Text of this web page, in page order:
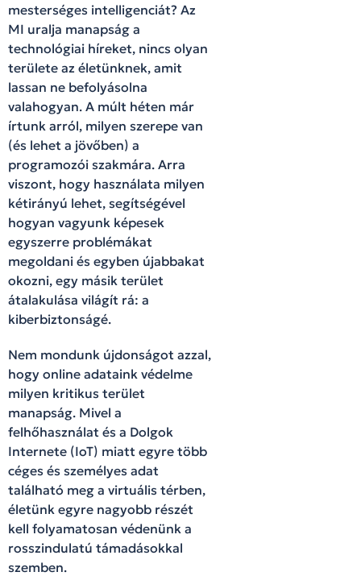
mesterséges intelligenciát? Az
MI uralja manapság a
technológiai híreket, nincs olyan
területe az életünknek, amit
lassan ne befolyásolna
valahogyan. A múlt héten már
írtunk arról, milyen szerepe van
(és lehet a jövőben) a
programozói szakmára. Arra
viszont, hogy használata milyen
kétirányú lehet, segítségével
hogyan vagyunk képesek
egyszerre problémákat
megoldani és egyben újabbakat
okozni, egy másik terület
átalakulása világít rá: a
kiberbiztonságé.
Nem mondunk újdonságot azzal,
hogy online adataink védelme
milyen kritikus terület
manapság. Mivel a
felhőhasználat és a Dolgok
Internete (IoT) miatt egyre több
céges és személyes adat
található meg a virtuális térben,
életünk egyre nagyobb részét
kell folyamatosan védenünk a
rosszindulatú támadásokkal
szemben.